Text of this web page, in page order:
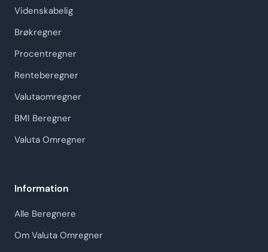
Videnskabelig
Brøkregner
Procentregner
Renteberegner
Valutaomregner
BMI Beregner
Valuta Omregner
Information
Alle Beregnere
Om Valuta Omregner